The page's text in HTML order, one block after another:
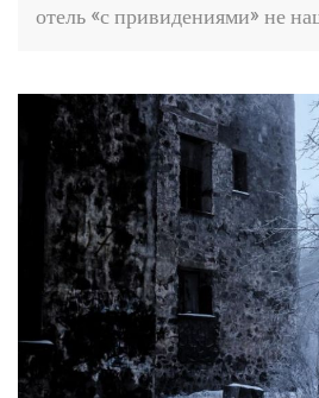
отель «с привидениями» не